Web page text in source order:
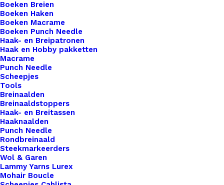
Boeken Breien
Boeken Haken
Boeken Macrame
Boeken Punch Needle
Haak- en Breipatronen
Haak en Hobby pakketten
Macrame
Punch Needle
Scheepjes
Tools
Breinaalden
Breinaaldstoppers
Haak- en Breitassen
Haaknaalden
Punch Needle
Rondbreinaald
Steekmarkeerders
Wol & Garen
Lammy Yarns Lurex
Mohair Boucle
Ontdek onze perfecte pannenlaplussen met
schroef voor gehaakte of gebreide pannenlappen!
Deze slim ontworpen lussen bieden niet alleen
een stijlvolle afwerking voor je handgemaakte
pannenlappen, maar maken ze ook eenvoudig te
verwijderen voor het wassen. Dankzij de handige
schroefbevestiging hoef je je geen zorgen te
maken over beschadiging van je creatie tijdens het
reinigen. Onze leren lussen voegen een vleugje
luxe toe aan je keukenaccessoires, terwijl ze
tegelijkertijd praktisch en functioneel blijven. Kies
voor kwaliteit, kies voor gemak – kies voor onze
leren lussen met schroef en geef je gehaakte of